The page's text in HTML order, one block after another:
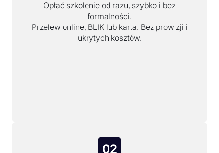
Opłać szkolenie od razu, szybko i bez
formalności.
Przelew online, BLIK lub karta. Bez prowizji i
ukrytych kosztów.
02